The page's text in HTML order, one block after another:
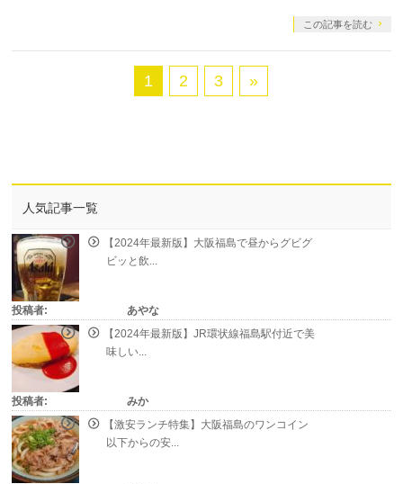
この記事を読む
1 2 3 »
人気記事一覧
【2024年最新版】大阪福島で昼からグビグ
ビッと飲...
投稿者:
あやな
【2024年最新版】JR環状線福島駅付近で美
味しい...
投稿者:
みか
【激安ランチ特集】大阪福島のワンコイン
以下からの安...